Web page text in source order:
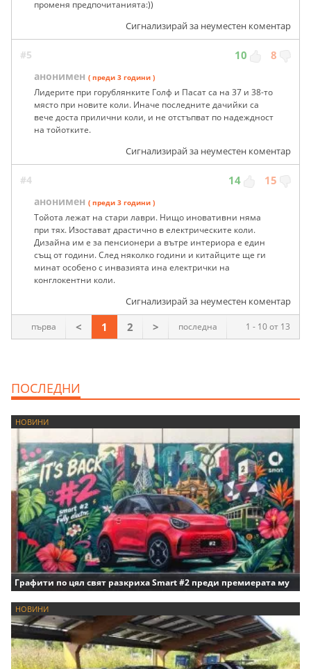
променя предпочитанията:))
Сигнализирай за неуместен коментар
#5 10 8
анонимен ( преди 3 години )
Лидерите при горублянките Голф и Пасат са на 37 и 38-то
място при новите коли. Иначе последните дачийки са
вече доста прилични коли, и не отстъпват по надеждност
на тойотките.
Сигнализирай за неуместен коментар
#4 14 15
анонимен ( преди 3 години )
Тойота лежат на стари лаври. Нищо иновативни няма
при тях. Изостават драстично в електрическите коли.
Дизайна им е за пенсионери а вътре интериора е един
същ от години. След няколко години и китайците ще ги
минат особено с инвазията ина електрички на
конглокентни коли.
Сигнализирай за неуместен коментар
1 - 10 от 13
първа < 1 2 > последна
ПОСЛЕДНИ
НОВИНИ
Графити по цял свят разкриха Smart #2 преди премиерата му
НОВИНИ